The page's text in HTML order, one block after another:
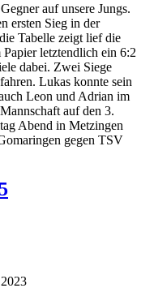
auf unsere Jungs.
ersten Sieg in der
Tabelle zeigt lief die
letztendlich ein 6:2
dabei. Zwei Siege
Lukas konnte sein
Leon und Adrian im
auf den 3.
Abend in Metzingen
gegen TSV